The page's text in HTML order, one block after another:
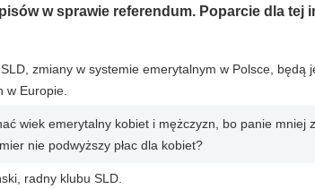
w sprawie referendum. Poparcie dla tej
zmiany w systemie emerytalnym w Polsce, będą
w Europie.
wiek emerytalny kobiet i mężczyzn, bo panie mniej
nie podwyższy płac dla kobiet?
radny klubu SLD.